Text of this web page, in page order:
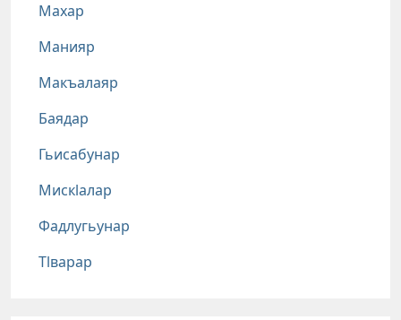
Махар
Манияр
Макъалаяр
Баядар
Гьисабунар
Мискlалар
Фадлугьунар
Тlварар